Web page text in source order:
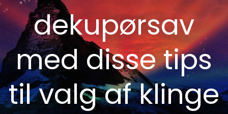
dekupørsav
med disse tips
til valg af klinge